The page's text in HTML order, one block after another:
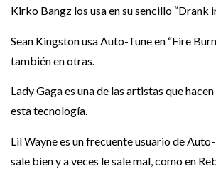
Kirko Bangz los usa en su sencillo “Drank
Sean Kingston usa Auto-Tune en “Fire
también en otras.
Lady Gaga es una de las artistas que
esta tecnología.
Lil Wayne es un frecuente usuario de
sale bien y a veces le sale mal, como en